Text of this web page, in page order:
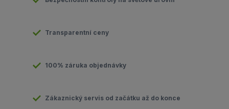
Transparentní ceny
100% záruka objednávky
Zákaznický servis od začátku až do konce